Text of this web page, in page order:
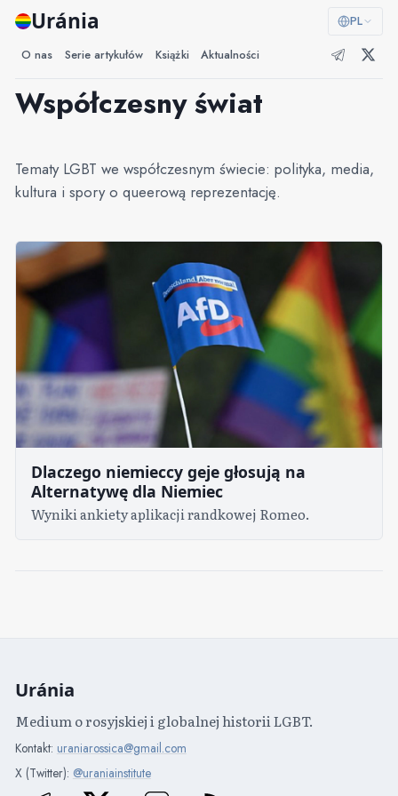
Uránia PL
O nas Serie artykułów Książki Aktualności
Współczesny świat
Tematy LGBT we współczesnym świecie: polityka, media,
kultura i spory o queerową reprezentację.
Dlaczego niemieccy geje głosują na
Alternatywę dla Niemiec
Wyniki ankiety aplikacji randkowej Romeo.
Uránia
Medium o rosyjskiej i globalnej historii LGBT.
Kontakt: uraniarossica@gmail.com
X (Twitter): @uraniainstitute